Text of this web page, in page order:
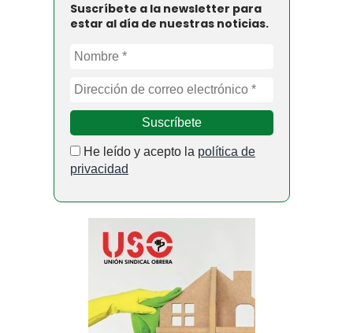
Suscríbete a la newsletter para
estar al día de nuestras noticias.
He leído y acepto la política de
privacidad